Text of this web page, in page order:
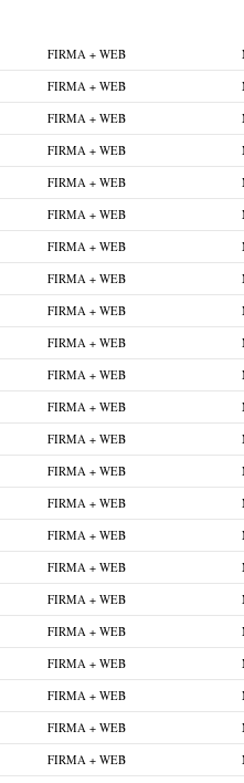
FIRMA + WEB
FIRMA + WEB
FIRMA + WEB
FIRMA + WEB
FIRMA + WEB
FIRMA + WEB
FIRMA + WEB
FIRMA + WEB
FIRMA + WEB
FIRMA + WEB
FIRMA + WEB
FIRMA + WEB
FIRMA + WEB
FIRMA + WEB
FIRMA + WEB
FIRMA + WEB
FIRMA + WEB
FIRMA + WEB
FIRMA + WEB
FIRMA + WEB
FIRMA + WEB
FIRMA + WEB
FIRMA + WEB